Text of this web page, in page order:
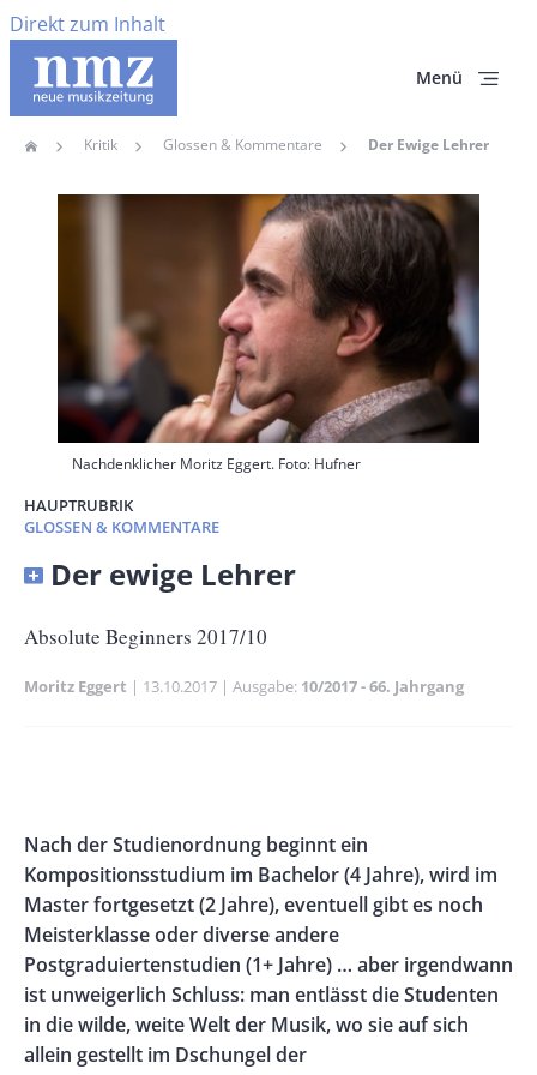
Direkt zum Inhalt
Menü
Home Kritik Glossen & Kommentare Der Ewige Lehrer
Nachdenklicher Moritz Eggert. Foto: Hufner
HAUPTRUBRIK
GLOSSEN & KOMMENTARE
Banner
Size
Der ewige Lehrer
Untertitel
Absolute Beginners 2017/10
Moritz Eggert Publikationsdatum
13.10.2017 Ausgabe 10/2017 - 66. Jahrgang
Rectangle
Right
Body
Nach der Studienordnung beginnt ein
Kompositionsstudium im Bachelor (4 Jahre), wird im
Master fortgesetzt (2 Jahre), eventuell gibt es noch
Meisterklasse oder diverse andere
Postgraduiertenstudien (1+ Jahre) … aber irgendwann
ist unweigerlich Schluss: man entlässt die Studenten
in die wilde, weite Welt der Musik, wo sie auf sich
allein gestellt im Dschungel der